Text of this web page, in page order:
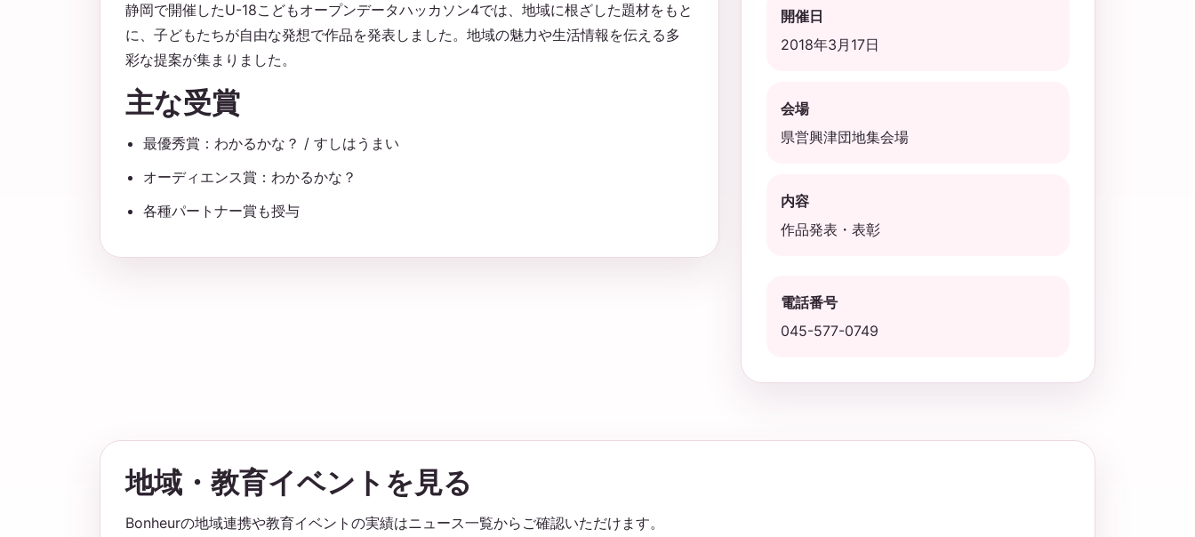
静岡で開催したU-18こどもオープンデータハッカソン4では、地域に根ざした題材をもと
に、子どもたちが自由な発想で作品を発表しました。地域の魅力や生活情報を伝える多
彩な提案が集まりました。
主な受賞
最優秀賞：わかるかな？ / すしはうまい
オーディエンス賞：わかるかな？
各種パートナー賞も授与
開催日
2018年3月17日
会場
県営興津団地集会場
内容
作品発表・表彰
電話番号
045-577-0749
地域・教育イベントを見る
Bonheurの地域連携や教育イベントの実績はニュース一覧からご確認いただけます。